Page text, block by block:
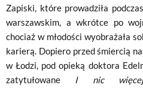
Zapiski, które prowadziła
warszawskim, a wkrótce po
chociaż w młodości wyobrażała
karierą. Dopiero przed śmiercią
w Łodzi, pod opieką doktora
zatytułowane I nic